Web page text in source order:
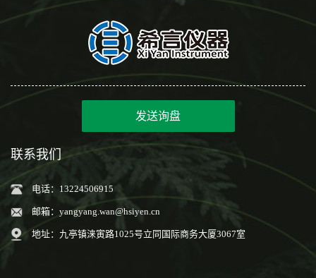
发送询盘
联系我们
电话：13224506915
邮箱： yangyang.wan@hsiyen.cn
地址：九亭镇涞寅路1025号立同国际商务大厦3067室